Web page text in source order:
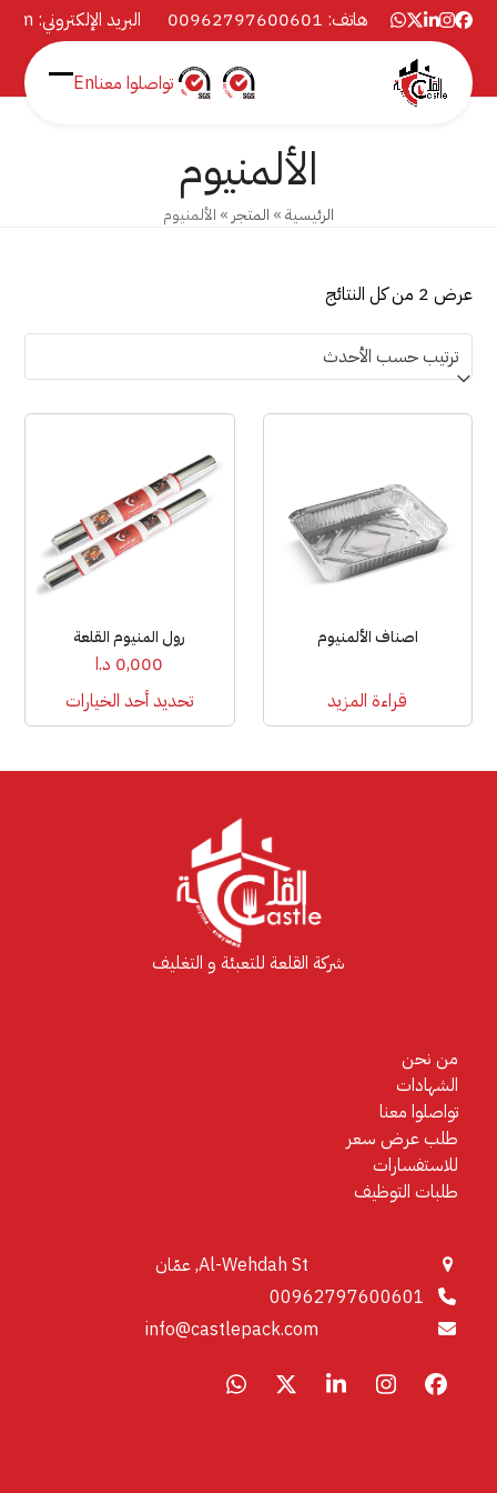
Skip
content
Facebook
Instagram
LinkedIn
Twitter
Whatsapp
هاتف: 00962797600601 البريد الإلكتروني:
تواصلوا معناEn
Open
Close
الألمنيوم
الرئيسية» المتجر » الألمنيوم
عرض ⁦2⁩ من كل النتائج
تم
الفرز
حسب
اصناف الألمنيوم
قراءة المزيد
رول المنيوم القلعة
0,000 د.ا
تحديد أحد الخيارات
العديد
من
الأشكال
صفحة
شركة القلعة للتعبئة و التغليف
من نحن
الشهادات
تواصلوا معنا
طلب عرض سعر
للاستفسارات
طلبات التوظيف
Al-Wehdah St, عمّان
00962797600601
info@castlepack.com
Facebook
Instagram
LinkedIn
X
Whatsapp